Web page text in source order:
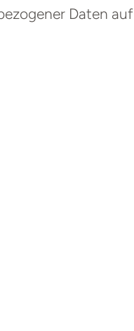
Daten auf